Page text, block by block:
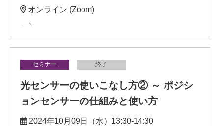
オンライン (Zoom)
セミナー 終了
光センサーの使いこなし方② ～ ポジシ
ョンセンサーの仕組みと使い方
2024年10月09日（水）13:30-14:30